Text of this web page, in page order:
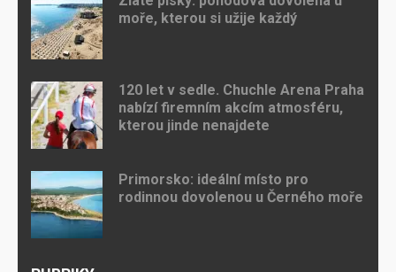
moře, kterou si užije každý
120 let v sedle. Chuchle Arena Praha
nabízí firemním akcím atmosféru,
kterou jinde nenajdete
Primorsko: ideální místo pro
rodinnou dovolenou u Černého moře